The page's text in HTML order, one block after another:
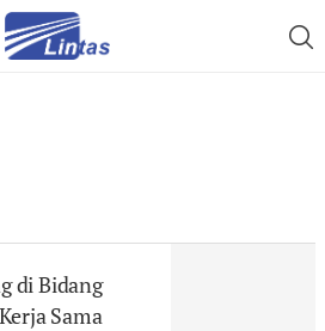
di Bidang
Sama